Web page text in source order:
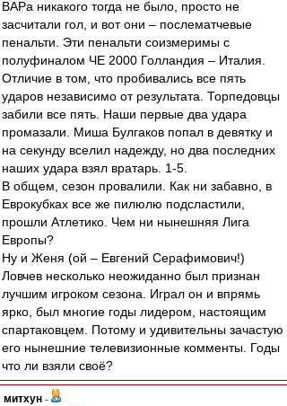
ВАРа никакого тогда не было, просто не
засчитали гол, и вот они – послематчевые
пенальти. Эти пенальти соизмеримы с
полуфиналом ЧЕ 2000 Голландия – Италия.
Отличие в том, что пробивались все пять
ударов независимо от результата. Торпедовцы
забили все пять. Наши первые два удара
промазали. Миша Булгаков попал в девятку и
на секунду вселил надежду, но два последних
наших удара взял вратарь. 1-5.
В общем, сезон провалили. Как ни забавно, в
Еврокубках все же пилюлю подсластили,
прошли Атлетико. Чем ни нынешняя Лига
Европы?
Ну и Женя (ой – Евгений Серафимович!)
Ловчев несколько неожиданно был признан
лучшим игроком сезона. Играл он и впрямь
ярко, был многие годы лидером, настоящим
спартаковцем. Потому и удивительны зачастую
его нынешние телевизионные комменты. Годы
что ли взяли своё?
митхун -